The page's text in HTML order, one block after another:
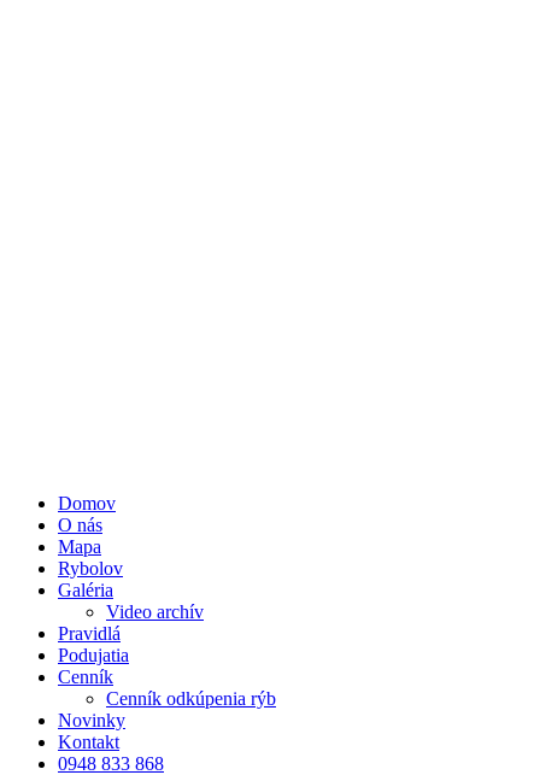
Domov
O nás
Mapa
Rybolov
Galéria
Video archív
Pravidlá
Podujatia
Cenník
Cenník odkúpenia rýb
Novinky
Kontakt
0948 833 868